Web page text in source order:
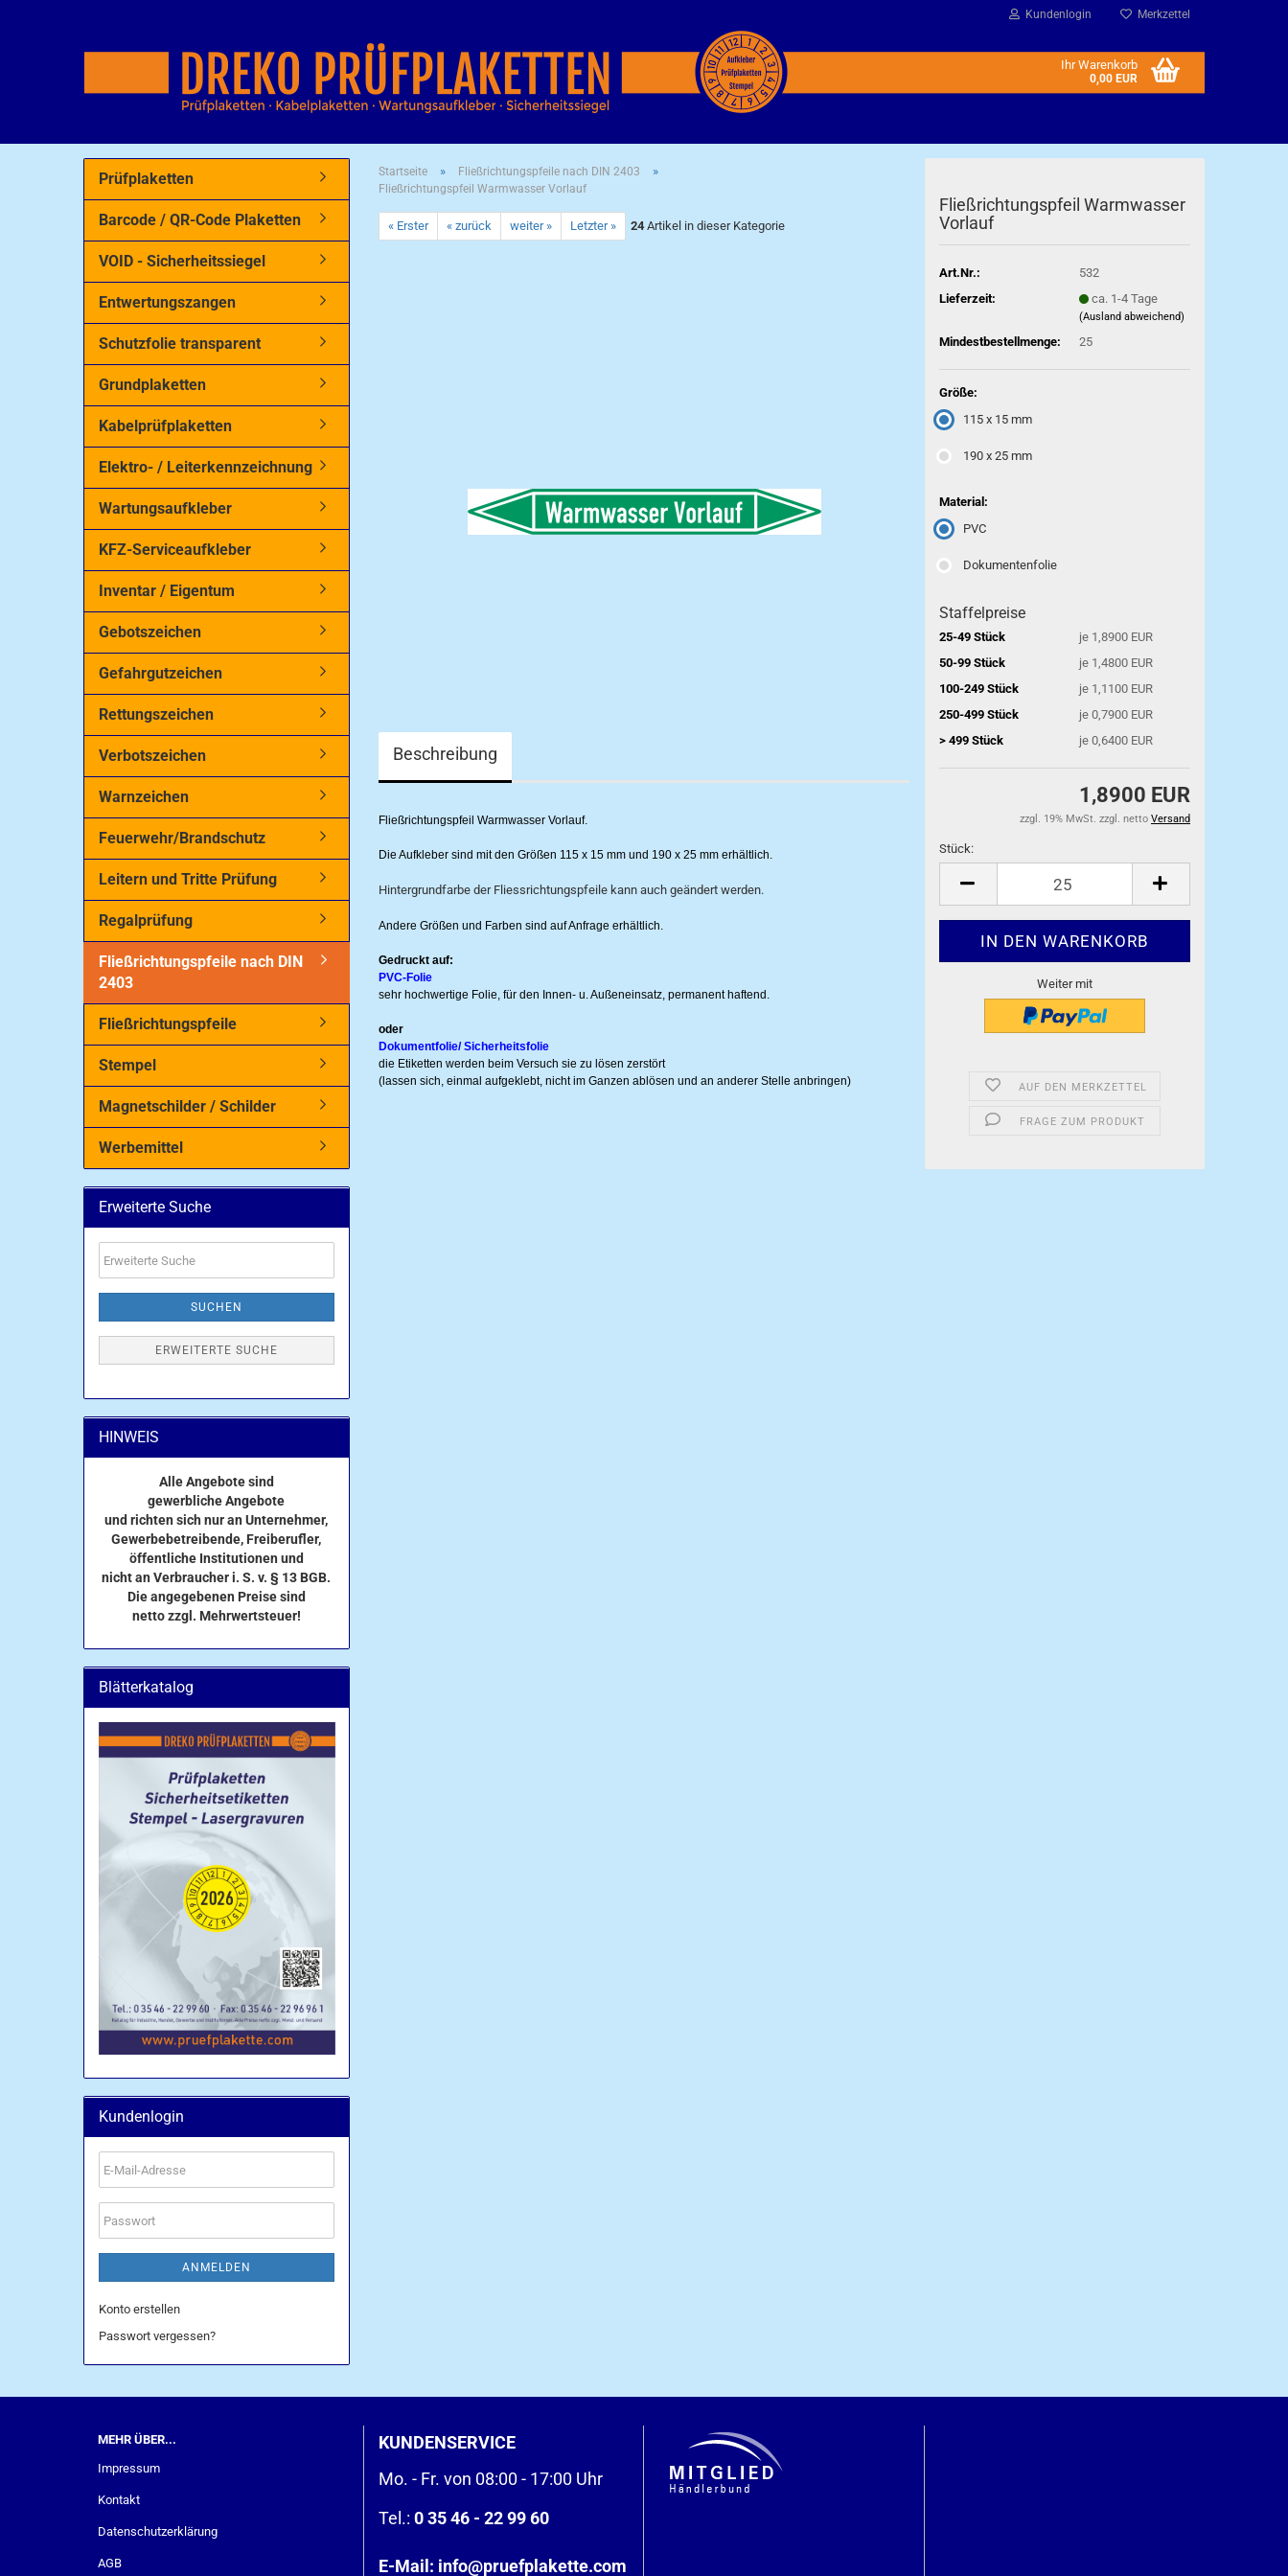
Kundenlogin Merkzettel
Ihr Warenkorb
0,00 EUR
Startseite » Fließrichtungspfeile nach DIN 2403 »
Fließrichtungspfeil Warmwasser Vorlauf
« Erster « zurück weiter » Letzter » 24Artikel in dieser Kategorie
Fließrichtungspfeil Warmwasser
Vorlauf
Art.Nr.:
532
Lieferzeit:
ca. 1-4 Tage
(Ausland abweichend)
Mindestbestellmenge: 25
Größe:
115 x 15 mm
190 x 25 mm
Material:
PVC
Dokumentenfolie
Staffelpreise
25-49 Stück
je 1,8900 EUR
50-99 Stück
je 1,4800 EUR
100-249 Stück
je 1,1100 EUR
250-499 Stück
je 0,7900 EUR
> 499 Stück
je 0,6400 EUR
1,8900 EUR
zzgl. 19% MwSt. zzgl. netto Versand
Stück:
Stück
Weiter mit
AUF DEN MERKZETTEL
FRAGE ZUM PRODUKT
Beschreibung
Fließrichtungspfeil Warmwasser Vorlauf.
Die Aufkleber sind mit den Größen 115 x 15 mm und 190 x 25 mm erhältlich.
Hintergrundfarbe der Fliessrichtungspfeile kann auch geändert werden.
Andere Größen und Farben sind auf Anfrage erhältlich.
Gedruckt auf:
PVC-Folie
sehr hochwertige Folie, für den Innen- u. Außeneinsatz, permanent haftend.
oder
Dokumentfolie/ Sicherheitsfolie
die Etiketten werden beim Versuch sie zu lösen zerstört
(lassen sich, einmal aufgeklebt, nicht im Ganzen ablösen und an anderer Stelle anbringen)
Prüfplaketten
Barcode / QR-Code Plaketten
VOID - Sicherheitssiegel
Entwertungszangen
Schutzfolie transparent
Grundplaketten
Kabelprüfplaketten
Elektro- / Leiterkennzeichnung
Wartungsaufkleber
KFZ-Serviceaufkleber
Inventar / Eigentum
Gebotszeichen
Gefahrgutzeichen
Rettungszeichen
Verbotszeichen
Warnzeichen
Feuerwehr/Brandschutz
Leitern und Tritte Prüfung
Regalprüfung
Fließrichtungspfeile nach DIN
2403
Fließrichtungspfeile
Stempel
Magnetschilder / Schilder
Werbemittel
Erweiterte Suche
Suche
SUCHEN
ERWEITERTE SUCHE
HINWEIS
Alle Angebote sind
gewerbliche Angebote
und richten sich nur an Unternehmer,
Gewerbebetreibende, Freiberufler,
öffentliche Institutionen und
nicht an Verbraucher i. S. v. § 13 BGB.
Die angegebenen Preise sind
netto zzgl. Mehrwertsteuer!
Blätterkatalog
Kundenlogin
E-
Mail-
Adresse
Passwort
ANMELDEN
Konto erstellen
Passwort vergessen?
MEHR ÜBER...
Impressum
Kontakt
Datenschutzerklärung
AGB
KUNDENSERVICE
Mo. - Fr. von 08:00 - 17:00 Uhr
Tel.: 0 35 46 - 22 99 60
E-Mail: info@pruefplakette.com